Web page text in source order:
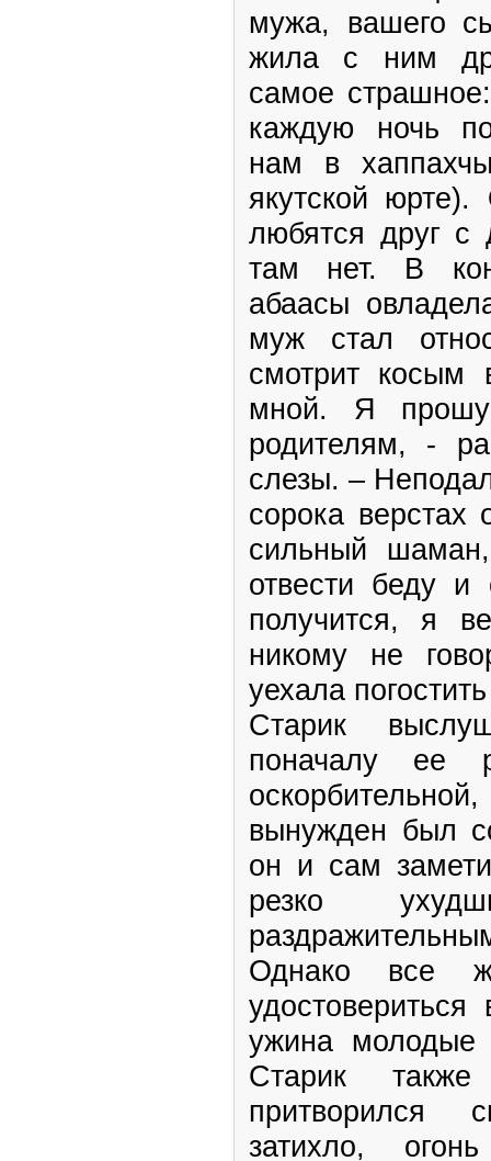
мужа, вашего
жила с ним
самое
каждую ночь
нам в
якутской
любятся друг с
там нет. В
абаасы
муж стал
смотрит косым
мной. Я
родителям, -
слезы. –
сорока верстах
сильный
отвести беду и
получится, я
никому не
уехала
Старик
поначалу ее
вынужден был
он и сам
резко
Однако все
ужина
Старик
притворился
затихло,